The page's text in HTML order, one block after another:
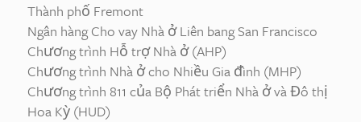
Thành phố Fremont
Ngân hàng Cho vay Nhà ở Liên bang San Francisco
Chương trình Hỗ trợ Nhà ở (AHP)
Chương trình Nhà ở cho Nhiều Gia đình (MHP)
Chương trình 811 của Bộ Phát triển Nhà ở và Đô thị
Hoa Kỳ (HUD)